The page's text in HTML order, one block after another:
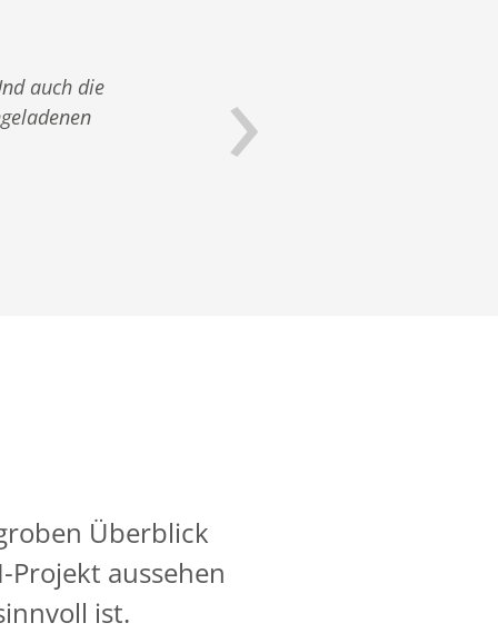
auch die
›
Überblick
Projekt aussehen
ist.